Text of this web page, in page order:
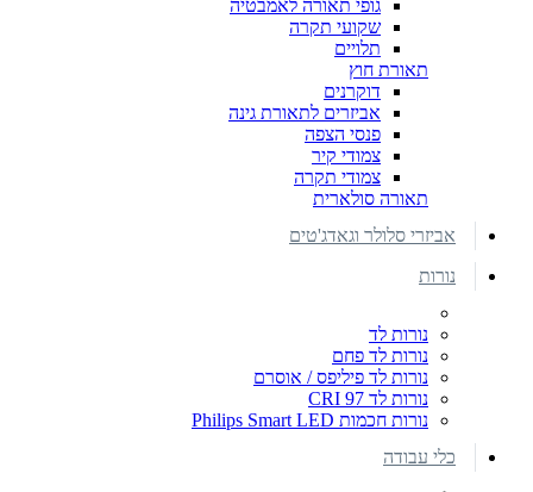
גופי תאורה לאמבטיה
שקועי תקרה
תלויים
תאורת חוץ
דוקרנים
אביזרים לתאורת גינה
פנסי הצפה
צמודי קיר
צמודי תקרה
תאורה סולארית
אביזרי סלולר וגאדג'טים
נורות
נורות לד
נורות לד פחם
נורות לד פיליפס / אוסרם
נורות לד CRI 97
נורות חכמות Philips Smart LED
כלי עבודה